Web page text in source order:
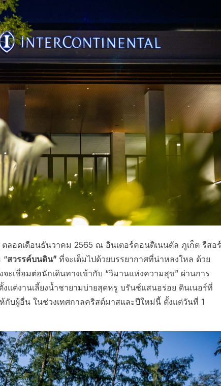
ตลอดเดือนธันวาคม 2565 ณ อินเตอร์คอนติเนนตัล ภูเก็ต รีสอ
“สวรรค์บนดิน” ที่จะเต็มไปด้วยบรรยากาศที่น่าหลงใหล ด้วย
ะเชื่อมต่อนักเดินทางเข้ากับ “วิมานแห่งความสุข” ผ่านการ
แต่งานเลี้ยงน้ำชายามบ่ายสุดหรู บรันช์แสนอร่อย ดินเนอร์ที่
บผู้อื่น ในช่วงเทศกาลคริสต์มาสและปีใหม่นี้ ตั้งแต่วันที่ 1